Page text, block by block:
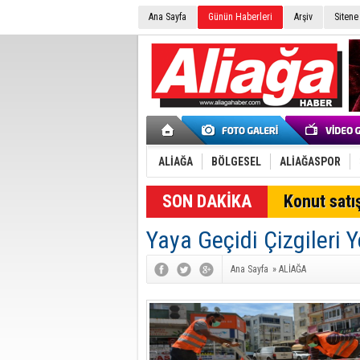
Ana Sayfa Günün Haberleri Arşiv
ALİAĞA BÖLGESEL ALİAĞASPOR
SON DAKİKA Konut
Yaya Geçidi Çizgileri
Ana Sayfa » ALİAĞA